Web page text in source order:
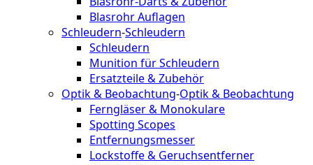
Blasrohr Auflagen
Schleudern-Schleudern
Schleudern
Munition für Schleudern
Ersatzteile & Zubehör
Optik & Beobachtung-Optik & Beobachtung
Ferngläser & Monokulare
Spotting Scopes
Entfernungsmesser
Lockstoffe & Geruchsentferner